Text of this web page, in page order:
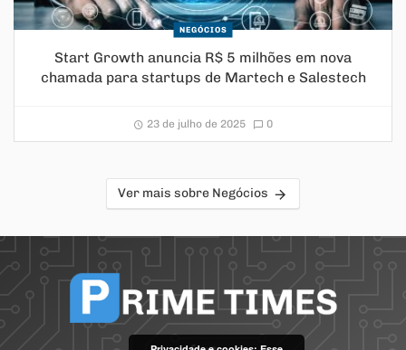
NEGÓCIOS
Start Growth anuncia R$ 5 milhões em nova
chamada para startups de Martech e Salestech
23 de julho de 2025 0
Ver mais sobre Negócios